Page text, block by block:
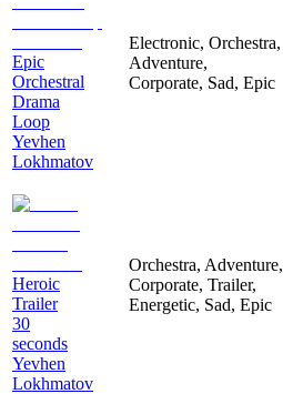
Epic
Orchestral
Drama
Loop
Yevhen
Lokhmatov
Electronic, Orchestra,
Adventure,
Corporate, Sad, Epic
Heroic
Trailer
30
seconds
Yevhen
Lokhmatov
Orchestra, Adventure,
Corporate, Trailer,
Energetic, Sad, Epic